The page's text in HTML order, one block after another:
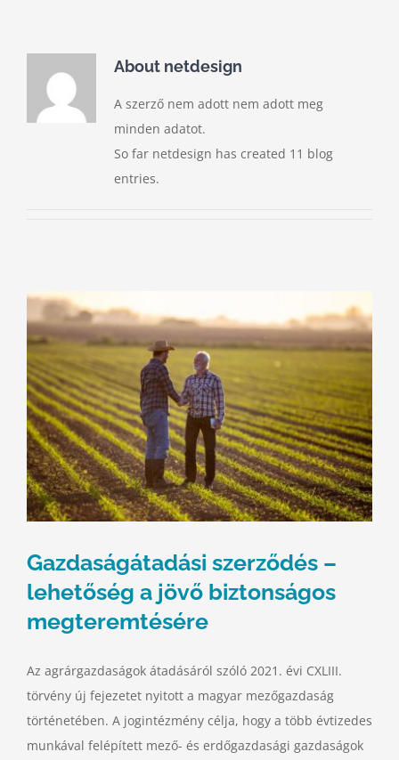
About netdesign
A szerző nem adott nem adott meg
minden adatot.
So far netdesign has created 11 blog
entries.
Gazdaságátadási szerződés –
lehetőség a jövő biztonságos
megteremtésére
Az agrárgazdaságok átadásáról szóló 2021. évi CXLIII.
törvény új fejezetet nyitott a magyar mezőgazdaság
történetében. A jogintézmény célja, hogy a több évtizedes
munkával felépített mező- és erdőgazdasági gazdaságok